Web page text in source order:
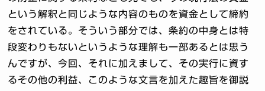
という解釈と同じような内容のものを資金として締約
をされている。そういう部分では、条約の中身とは特
段変わりもないというような理解も一部あるとは思う
んですが、今回、それに加えまして、その実行に資す
るその他の利益、このような文言を加えた趣旨を御説